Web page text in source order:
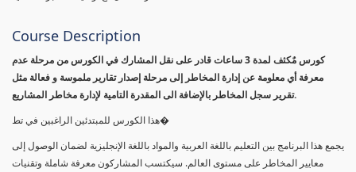
Course Description
كورس مٌكثف لمدة 3 ساعات قادر على نقل المشارك في الكورس من مرحلة عدم
معرفة أي معلومة عن إدارة المخاطر إلى مرحلة إصدار تقارير ملموسة و فعالة مثل
تقرير سجل المخاطر بالإضافة الى المقدرة التامية لإدارة مخاطر المشاريع.
هذا الكورس للمبتدئين الراغبين في تط�
يجمع هذا البرنامج بين التعليم باللغة العربية والمواد باللغة الإنجليزية لضمان الوصول إلى
معايير المخاطر على مستوى العالم. سيكتسب المشاركون معرفة شاملة وتقنيات